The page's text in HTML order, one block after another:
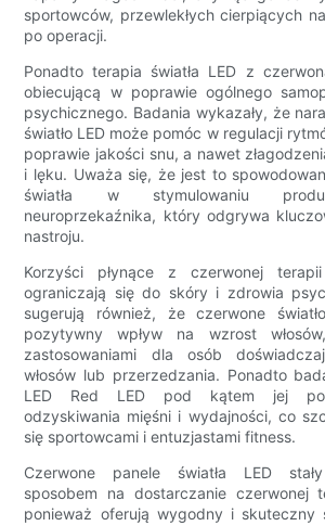
sportowców, przewlekłych cierpiących
po operacji.
Ponadto terapia światła LED z
obiecującą w poprawie ogólnego
psychicznego. Badania wykazały, że
światło LED może pomóc w regulacji
poprawie jakości snu, a nawet
i lęku. Uważa się, że jest to
światła w stymulowaniu
neuroprzekaźnika, który odgrywa
nastroju.
Korzyści płynące z czerwonej
ograniczają się do skóry i zdrowia
sugerują również, że czerwone
pozytywny wpływ na wzrost
zastosowaniami dla osób
włosów lub przerzedzania. Ponadto
LED Red LED pod kątem jej
odzyskiwania mięśni i wydajności, co
się sportowcami i entuzjastami fitness.
Czerwone panele światła LED
sposobem na dostarczanie czerwonej
ponieważ oferują wygodny i skuteczny